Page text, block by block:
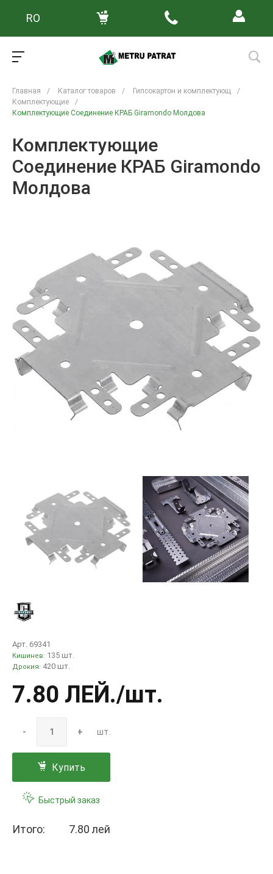
RO
Главная / Каталог товаров / Гипсокартон и комплектующ
/
Комплектующие
/
Комплектующие Соединение КРАБ Giramondo Молдова
Комплектующие
Соединение КРАБ Giramondo
Молдова
Арт. 69341
Кишинев: 135 шт.
Дрокия: 420 шт.
7.80 ЛЕЙ./шт.
- + шт.
Купить
Быстрый заказ
Итого: 7.80 лей